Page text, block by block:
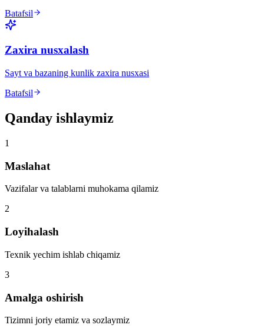
Batafsil
Zaxira nusxalash
Sayt va bazaning kunlik zaxira nusxasi
Batafsil
Qanday ishlaymiz
1
Maslahat
Vazifalar va talablarni muhokama qilamiz
2
Loyihalash
Texnik yechim ishlab chiqamiz
3
Amalga oshirish
Tizimni joriy etamiz va sozlaymiz